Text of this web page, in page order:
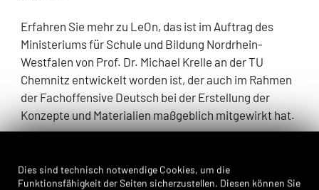
Erfahren Sie mehr zu LeOn, das ist im Auftrag des
Ministeriums für Schule und Bildung Nordrhein-
Westfalen von Prof. Dr. Michael Krelle an der TU
Chemnitz entwickelt worden ist, der auch im Rahmen
der Fachoffensive Deutsch bei der Erstellung der
Konzepte und Materialien maßgeblich mitgewirkt hat.
LeOn - Leseraum Online
Dies sind technisch notwendige Cookies, um die
Funktionsfähigkeit der Seiten sicherzustellen. Diesen können Sie